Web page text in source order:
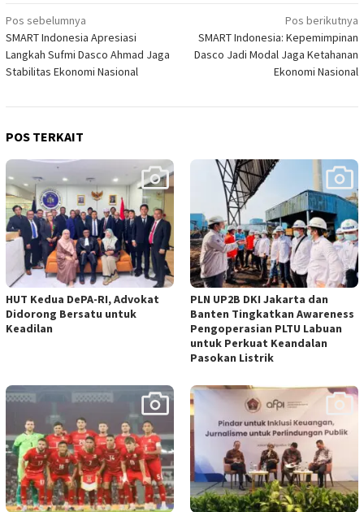
Navigasi
pos
Pos sebelumnya
SMART Indonesia Apresiasi
Langkah Sufmi Dasco Ahmad Jaga
Stabilitas Ekonomi Nasional
Pos berikutnya
SMART Indonesia: Kepemimpinan
Dasco Jadi Modal Jaga Ketahanan
Ekonomi Nasional
POS TERKAIT
HUT Kedua DePA-RI, Advokat
Didorong Bersatu untuk
Keadilan
PLN UP2B DKI Jakarta dan
Banten Tingkatkan Awareness
Pengoperasian PLTU Labuan
untuk Perkuat Keandalan
Pasokan Listrik